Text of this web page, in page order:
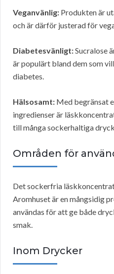
Veganvänlig: Produkten är
och är därför justerad för
Diabetesvänligt:Sucralose
är populärt bland dem som
diabetes.
Hälsosamt: Med begränsat
ingredienser är
till många sockerhaltiga
Områden för
Det sockerfria
Aromhuset är en mångsidig
användas för att ge både
smak.
Inom Drycker